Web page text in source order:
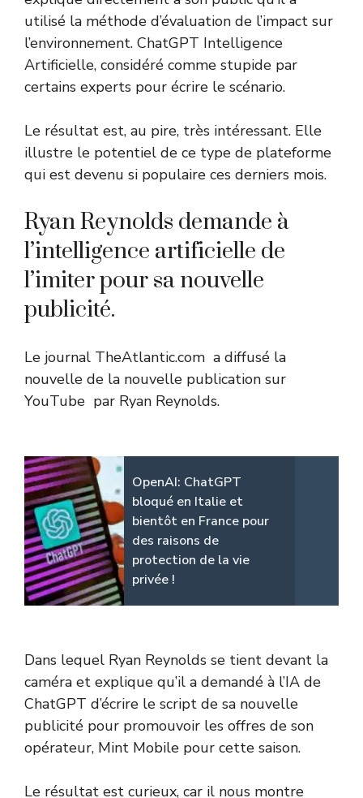
utilisé la méthode d’évaluation de l’impact sur
l’environnement. ChatGPT Intelligence
Artificielle, considéré comme stupide par
certains experts pour écrire le scénario.
Le résultat est, au pire, très intéressant. Elle
illustre le potentiel de ce type de plateforme
qui est devenu si populaire ces derniers mois.
Ryan Reynolds demande à
l’intelligence artificielle de
l’imiter pour sa nouvelle
publicité.
Le journal TheAtlantic.com a diffusé la
nouvelle de la nouvelle publication sur
YouTube par Ryan Reynolds.
OpenAI: ChatGPT
bloqué en Italie et
bientôt en France pour
des raisons de
protection de la vie
privée !
Dans lequel Ryan Reynolds se tient devant la
caméra et explique qu’il a demandé à l’IA de
ChatGPT d’écrire le script de sa nouvelle
publicité pour promouvoir les offres de son
opérateur, Mint Mobile pour cette saison.
Le résultat est curieux, car il nous montre